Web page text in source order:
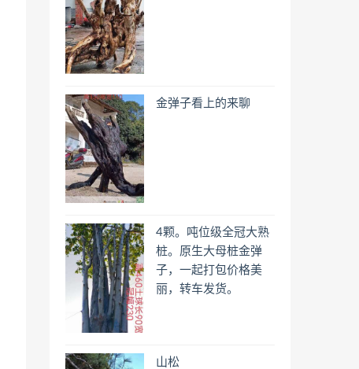
金弹子看上的来聊
4颗。吨位级全冠大熟
桩。原生大母桩金弹
子，一起打包价格美
丽，转车发货。
山松